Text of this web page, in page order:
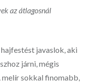
az átlagosnál
javaslok, aki
járni, mégis
sokkal finomabb,